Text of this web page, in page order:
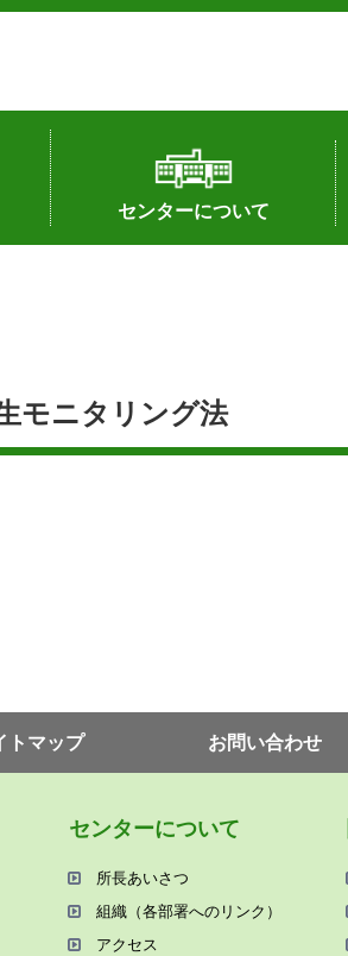
係
センターについて
所長あいさつ
組織（各部署へのリンク）
アクセス
沿革
所内の施設配置図
モニタリング法
トマップ お問い合わせ
センターについて
所⻑あいさつ
組織（各部署へのリンク）
アクセス